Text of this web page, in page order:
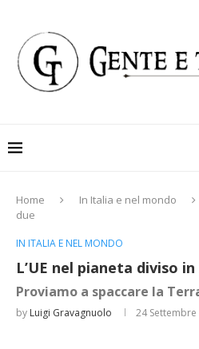
Home In Italia e nel mondo
due
IN ITALIA E NEL MONDO
L’UE nel pianeta diviso in
Proviamo a spaccare la
by Luigi Gravagnuolo 24 Settembre